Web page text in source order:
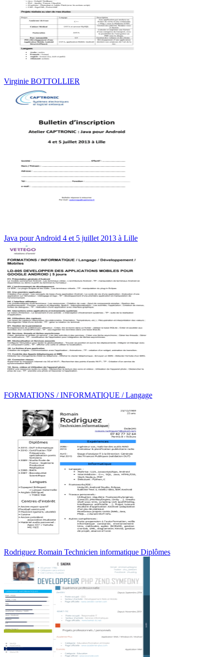
Virginie BOTTOLLIER
Java pour Android 4 et 5 juillet 2013 à Lille
FORMATIONS / INFORMATIQUE / Langage
Rodriguez Romain Technicien informatique Diplômes